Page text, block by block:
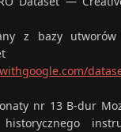
z bazy utworów
nr 13 B-dur
historycznego